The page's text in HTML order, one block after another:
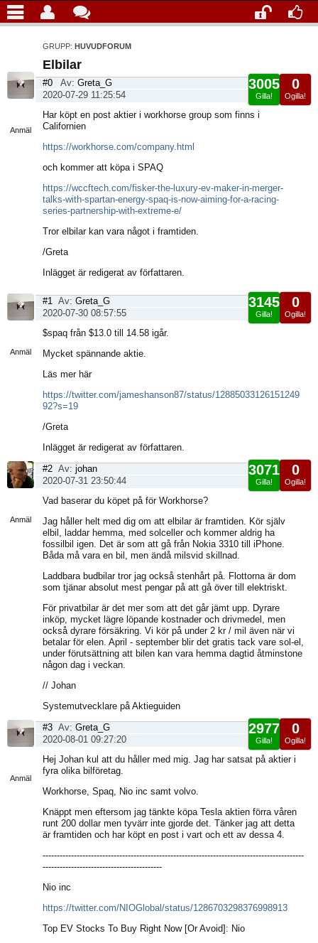
GRUPP: HUVUDFORUM
Anmäl
Elbilar
0
Ogilla!
3005
Gilla!
#0 Av: Greta_G
2020-07-29 11:25:54
Har köpt en post aktier i workhorse group som finns i
Californien
https://workhorse.com/company.html
och kommer att köpa i SPAQ
https://wccftech.com/fisker-the-luxury-ev-maker-in-merger-
talks-with-spartan-energy-spaq-is-now-aiming-for-a-racing-
series-partnership-with-extreme-e/
Tror elbilar kan vara något i framtiden.
/Greta
Inlägget är redigerat av författaren.
Anmäl
0
Ogilla!
3145
Gilla!
#1 Av: Greta_G
2020-07-30 08:57:55
$spaq från $13.0 till 14.58 igår.
Mycket spännande aktie.
Läs mer här
https://twitter.com/jameshanson87/status/12885033126151249
92?s=19
/Greta
Inlägget är redigerat av författaren.
Anmäl
0
Ogilla!
3071
Gilla!
#2 Av: johan
2020-07-31 23:50:44
Vad baserar du köpet på för Workhorse?
Jag håller helt med dig om att elbilar är framtiden. Kör själv
elbil, laddar hemma, med solceller och kommer aldrig ha
fossilbil igen. Det är som att gå från Nokia 3310 till iPhone.
Båda må vara en bil, men ändå milsvid skillnad.
Laddbara budbilar tror jag också stenhårt på. Flottorna är dom
som tjänar absolut mest pengar på att gå över till elektriskt.
För privatbilar är det mer som att det går jämt upp. Dyrare
inköp, mycket lägre löpande kostnader och drivmedel, men
också dyrare försäkring. Vi kör på under 2 kr / mil även när vi
betalar för elen. April - september blir det gratis tack vare sol-el,
under förutsättning att bilen kan vara hemma dagtid åtminstone
någon dag i veckan.
// Johan
Systemutvecklare på Aktieguiden
Anmäl
0
Ogilla!
2977
Gilla!
#3 Av: Greta_G
2020-08-01 09:27:20
Hej Johan kul att du håller med mig. Jag har satsat på aktier i
fyra olika bilföretag.
Workhorse, Spaq, Nio inc samt volvo.
Knäppt men eftersom jag tänkte köpa Tesla aktien förra våren
runt 200 dollar men tyvärr inte gjorde det. Tänker jag att detta
är framtiden och har köpt en post i vart och ett av dessa 4.
--------------------------------------------------------------------------------------------
------------------------------------------
Nio inc
https://twitter.com/NIOGlobal/status/1286703298376998913
Top EV Stocks To Buy Right Now [Or Avoid]: Nio